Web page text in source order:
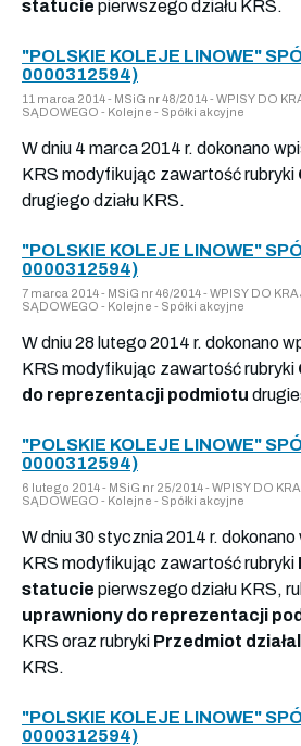
statucie pierwszego działu KRS.
"POLSKIE KOLEJE LINOWE"
0000312594)
11 marca 2014 - MSiG nr 48/2014 - WPISY DO
SĄDOWEGO - Kolejne - Spółki akcyjne
W dniu 4 marca 2014 r. dokonano
KRS modyfikując zawartość rubryki
drugiego działu KRS.
"POLSKIE KOLEJE LINOWE"
0000312594)
7 marca 2014 - MSiG nr 46/2014 - WPISY DO
SĄDOWEGO - Kolejne - Spółki akcyjne
W dniu 28 lutego 2014 r. dokonano
KRS modyfikując zawartość rubryki
do reprezentacji podmiotu
"POLSKIE KOLEJE LINOWE"
0000312594)
6 lutego 2014 - MSiG nr 25/2014 - WPISY DO
SĄDOWEGO - Kolejne - Spółki akcyjne
W dniu 30 stycznia 2014 r.
KRS modyfikując zawartość rubryki
statucie pierwszego działu KRS,
uprawniony do reprezentacji
KRS oraz rubryki Przedmiot
KRS.
"POLSKIE KOLEJE LINOWE"
0000312594)